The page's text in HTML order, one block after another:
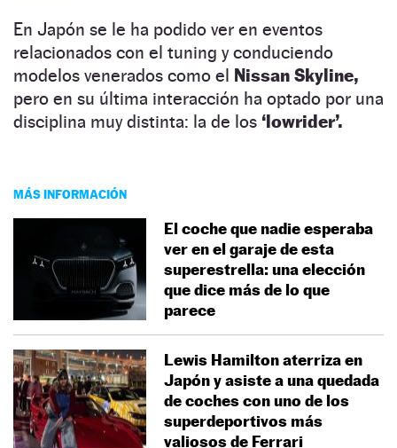
En Japón se le ha podido ver en eventos
relacionados con el tuning y conduciendo
modelos venerados como el Nissan Skyline,
pero en su última interacción ha optado por una
disciplina muy distinta: la de los ‘lowrider’.
MÁS INFORMACIÓN
El coche que nadie esperaba
ver en el garaje de esta
superestrella: una elección
que dice más de lo que
parece
Lewis Hamilton aterriza en
Japón y asiste a una quedada
de coches con uno de los
superdeportivos más
valiosos de Ferrari